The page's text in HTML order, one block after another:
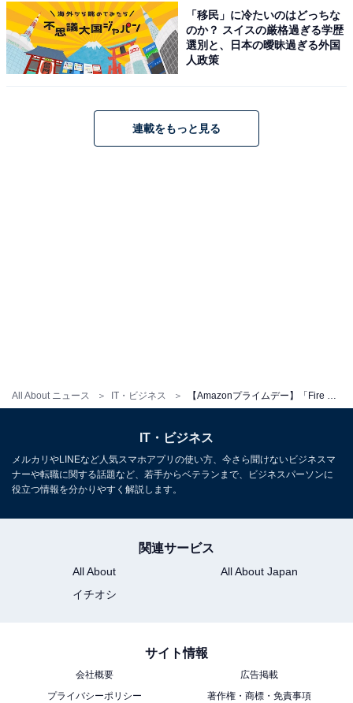
All About ニュース IT・ビジネス
Fire HD 8タブレット
Fire HD 8タブレット（出典：Amazon）
AndroidをベースにしたAmazonのタブレット端末です。
8インチHDディスプレイと2.0GHzクアッドコアプロセッ
可能となっています。Amazonプライムのコンテンツは
もちろん、NetflixやDAZNといった人気動画配信サービ
スも1台で楽しめます。
「移民」に冷たいのはどっちな
のか？ スイスの厳格過ぎる学歴
選別と、日本の曖昧過ぎる外国
人政策
連載をもっと見る
IT・ビジネス
メルカリやLINEなど人気スマホアプリの使い方、今さら聞けないビジネスマ
ナーや転職に関する話題など、若手からベテランまで、ビジネスパーソンに
役立つ情報を分かりやすく解説します。
関連サービス
All About
All About Japan
イチオシ
サイト情報
会社概要
広告掲載
プライバシーポリシー
著作権・商標・免責事項